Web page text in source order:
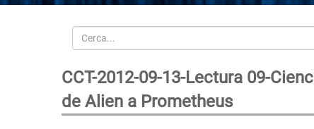
Cerca
CCT-2012-09-13-Lectura 09-
de Alien a Prometheus